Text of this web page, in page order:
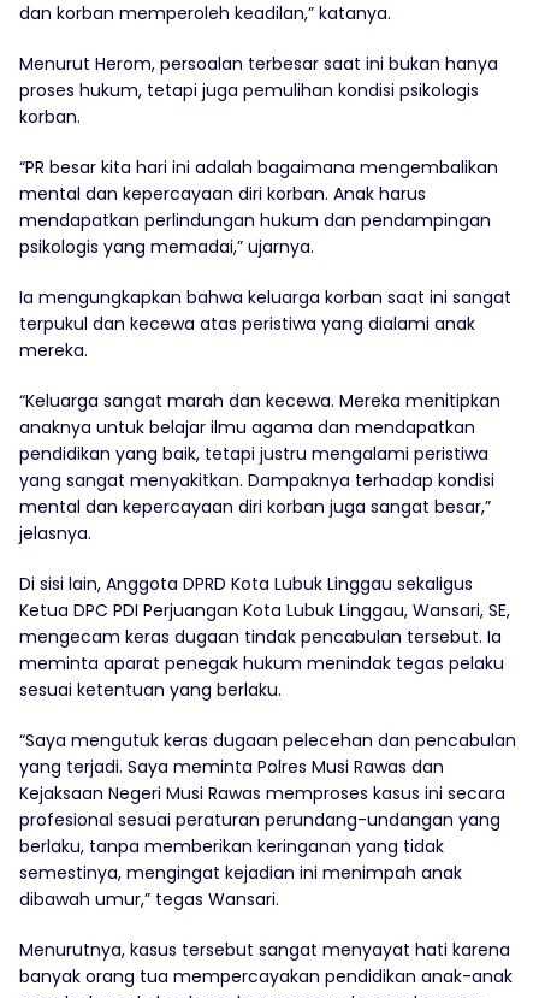
dan korban memperoleh keadilan,” katanya.
Menurut Herom, persoalan terbesar saat ini bukan hanya
proses hukum, tetapi juga pemulihan kondisi psikologis
korban.
“PR besar kita hari ini adalah bagaimana mengembalikan
mental dan kepercayaan diri korban. Anak harus
mendapatkan perlindungan hukum dan pendampingan
psikologis yang memadai,” ujarnya.
Ia mengungkapkan bahwa keluarga korban saat ini sangat
terpukul dan kecewa atas peristiwa yang dialami anak
mereka.
“Keluarga sangat marah dan kecewa. Mereka menitipkan
anaknya untuk belajar ilmu agama dan mendapatkan
pendidikan yang baik, tetapi justru mengalami peristiwa
yang sangat menyakitkan. Dampaknya terhadap kondisi
mental dan kepercayaan diri korban juga sangat besar,”
jelasnya.
Di sisi lain, Anggota DPRD Kota Lubuk Linggau sekaligus
Ketua DPC PDI Perjuangan Kota Lubuk Linggau, Wansari, SE,
mengecam keras dugaan tindak pencabulan tersebut. Ia
meminta aparat penegak hukum menindak tegas pelaku
sesuai ketentuan yang berlaku.
“Saya mengutuk keras dugaan pelecehan dan pencabulan
yang terjadi. Saya meminta Polres Musi Rawas dan
Kejaksaan Negeri Musi Rawas memproses kasus ini secara
profesional sesuai peraturan perundang-undangan yang
berlaku, tanpa memberikan keringanan yang tidak
semestinya, mengingat kejadian ini menimpah anak
dibawah umur,” tegas Wansari.
Menurutnya, kasus tersebut sangat menyayat hati karena
banyak orang tua mempercayakan pendidikan anak-anak